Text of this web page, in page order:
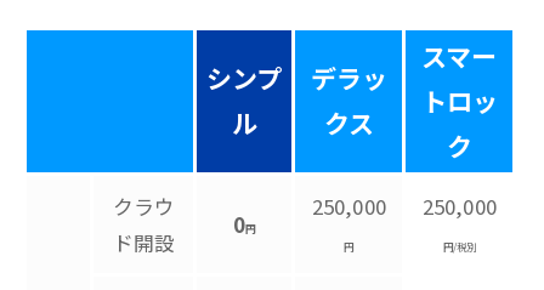
シンプ
ル
デラッ
クス
スマー
トロッ
ク
クラウ
ド開設
0円
250,000
円
250,000
円/税別